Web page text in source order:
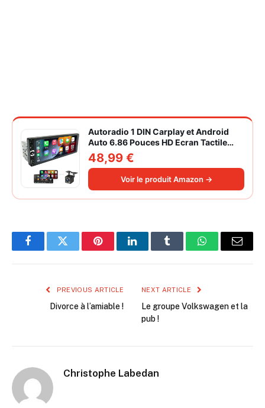
Autoradio 1 DIN Carplay et Android
Auto 6.86 Pouces HD Ecran Tactile
Poste Radio Voiture Soutien Lien
Miroir iOS/Android/Radio FM/USB/EQ
Autoradio Bluetooth Caméra de Recul
48,99 €
Voir le produit Amazon →
FacebookTwitter PinterestLinkedInTumblr WhatsAppEmail
PREVIOUS ARTICLE
Divorce à l’amiable !
NEXT ARTICLE
Le groupe Volkswagen et la
pub !
Christophe Labedan